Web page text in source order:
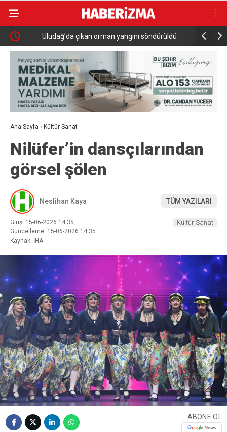
Uludağ’da çıkan orman yangını söndürüldü MGK 6
Güvenlik
Ana Sayfa › Kültür Sanat
Nilüfer’in dansçılarından
görsel şölen
Neslihan Kaya TÜM YAZILARI
Giriş: 15-06-2026 14:35
Güncelleme: 15-06-2026 14:35
Kaynak: İHA
Kültür Sanat
ABONE OL